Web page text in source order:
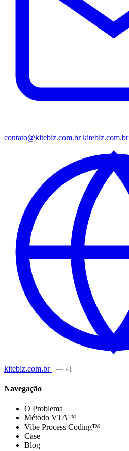
contato@kitebiz.com.br kitebiz.com.br
kitebiz.com.br — v1
Navegação
O Problema
Método VTA™
Vibe Process Coding™
Case
Blog